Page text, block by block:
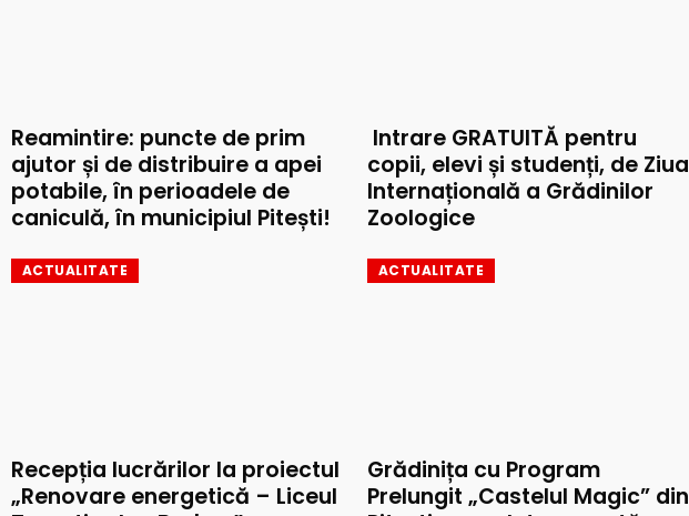
Reamintire: puncte de prim
ajutor și de distribuire a apei
potabile, în perioadele de
caniculă, în municipiul Pitești!
Intrare GRATUITĂ pentru
copii, elevi și studenți, de Ziua
Internațională a Grădinilor
Zoologice
ACTUALITATE
Recepția lucrărilor la proiectul
„Renovare energetică – Liceul
ACTUALITATE
Grădinița cu Program
Prelungit „Castelul Magic” din